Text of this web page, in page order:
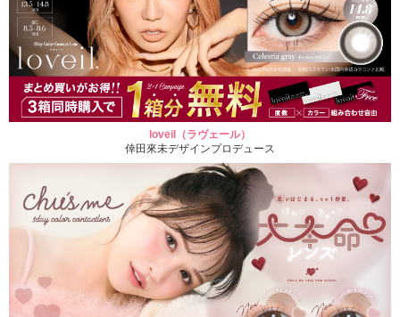
loveil（ラヴェール）
倖田來未デザインプロデュース